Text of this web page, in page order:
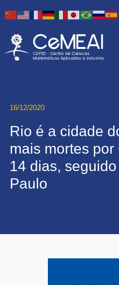
16/12/2020
Rio é a cidade
mais mortes
14 dias,
Paulo